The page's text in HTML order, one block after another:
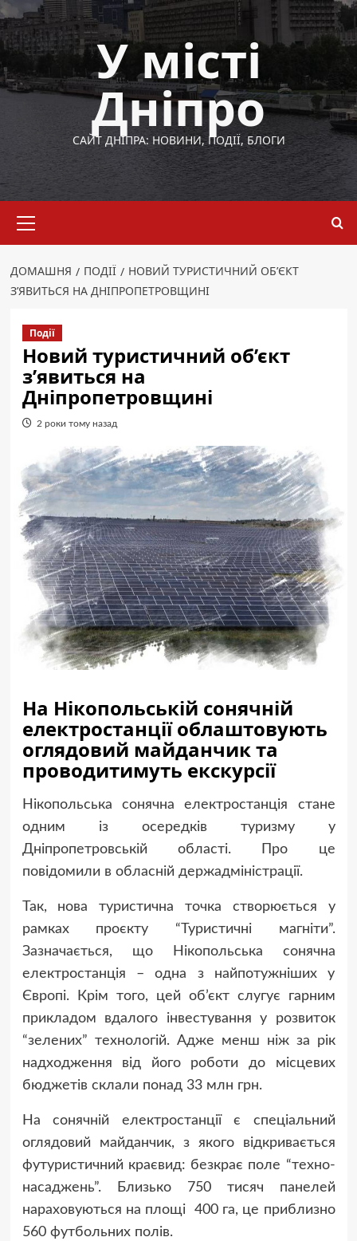
Перейти
до
вмісту
У місті
Дніпро
САЙТ ДНІПРА: НОВИНИ, ПОДІЇ, БЛОГИ
меню
ДОМАШНЯ ПОДІЇ
НОВИЙ ТУРИСТИЧНИЙ ОБ’ЄКТ
З’ЯВИТЬСЯ НА ДНІПРОПЕТРОВЩИНІ
Події
Новий туристичний об’єкт
з’явиться на
Дніпропетровщині
2 роки тому назад
На Нікопольській сонячній
електростанції облаштовують
оглядовий майданчик та
проводитимуть екскурсії
Нікопольська сонячна електростанція стане
одним із осередків туризму у
Дніпропетровській області. Про це
повідомили в обласній держадміністрації.
Так, нова туристична точка створюється у
рамках проєкту “Туристичні магніти”.
Зазначається, що Нікопольська сонячна
електростанція – одна з найпотужніших у
Європі. Крім того, цей об’єкт слугує гарним
прикладом вдалого інвестування у розвиток
“зелених” технологій. Адже менш ніж за рік
надходження від його роботи до місцевих
бюджетів склали понад 33 млн грн.
На сонячній електростанції є спеціальний
оглядовий майданчик, з якого відкривається
футуристичний краєвид: безкрає поле “техно-
насаджень”. Близько 750 тисяч панелей
нараховуються на площі 400 га, це приблизно
560 футбольних полів.